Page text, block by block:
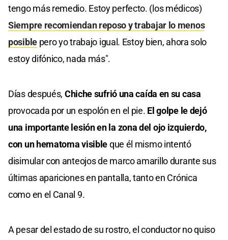
tengo más remedio. Estoy perfecto. (los médicos)
Siempre recomiendan reposo y trabajar lo menos
posiblepero yo trabajo igual. Estoy bien, ahora solo
estoy difónico, nada más".
Días después, Chiche sufrió una caída en su casa
provocada por un espolón en el pie. El golpe le dejó
una importante lesión en la zona del ojo izquierdo,
con un hematoma visibleque él mismo intentó
disimular con anteojos de marco amarillo durante sus
últimas apariciones en pantalla, tanto en Crónica
como en el Canal 9.
A pesar del estado de su rostro, el conductor no quiso